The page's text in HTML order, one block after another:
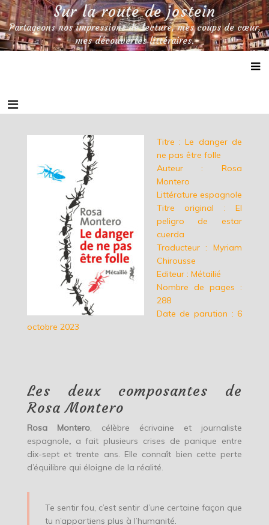
Skip
to
content
Sur la route de jostein
Partageons nos impressions de lecture, mes coups de cœur,
mes découvertes littéraires.
Titre : Le danger de
ne pas être folle
Auteur : Rosa
Montero
Littérature espagnole
Titre original : El
peligro de estar
cuerda
Traducteur : Myriam
Chirousse
Editeur : Métailié
Nombre de pages :
288
Date de parution : 6
octobre 2023
Les deux composantes de
Rosa Montero
Rosa Montero, célèbre écrivaine et journaliste
espagnole, a fait plusieurs crises de panique entre
dix-sept et trente ans. Elle connaît bien cette perte
d’équilibre qui éloigne de la réalité.
Te sentir fou, c’est sentir d’une certaine façon que
tu n’appartiens plus à l’humanité.